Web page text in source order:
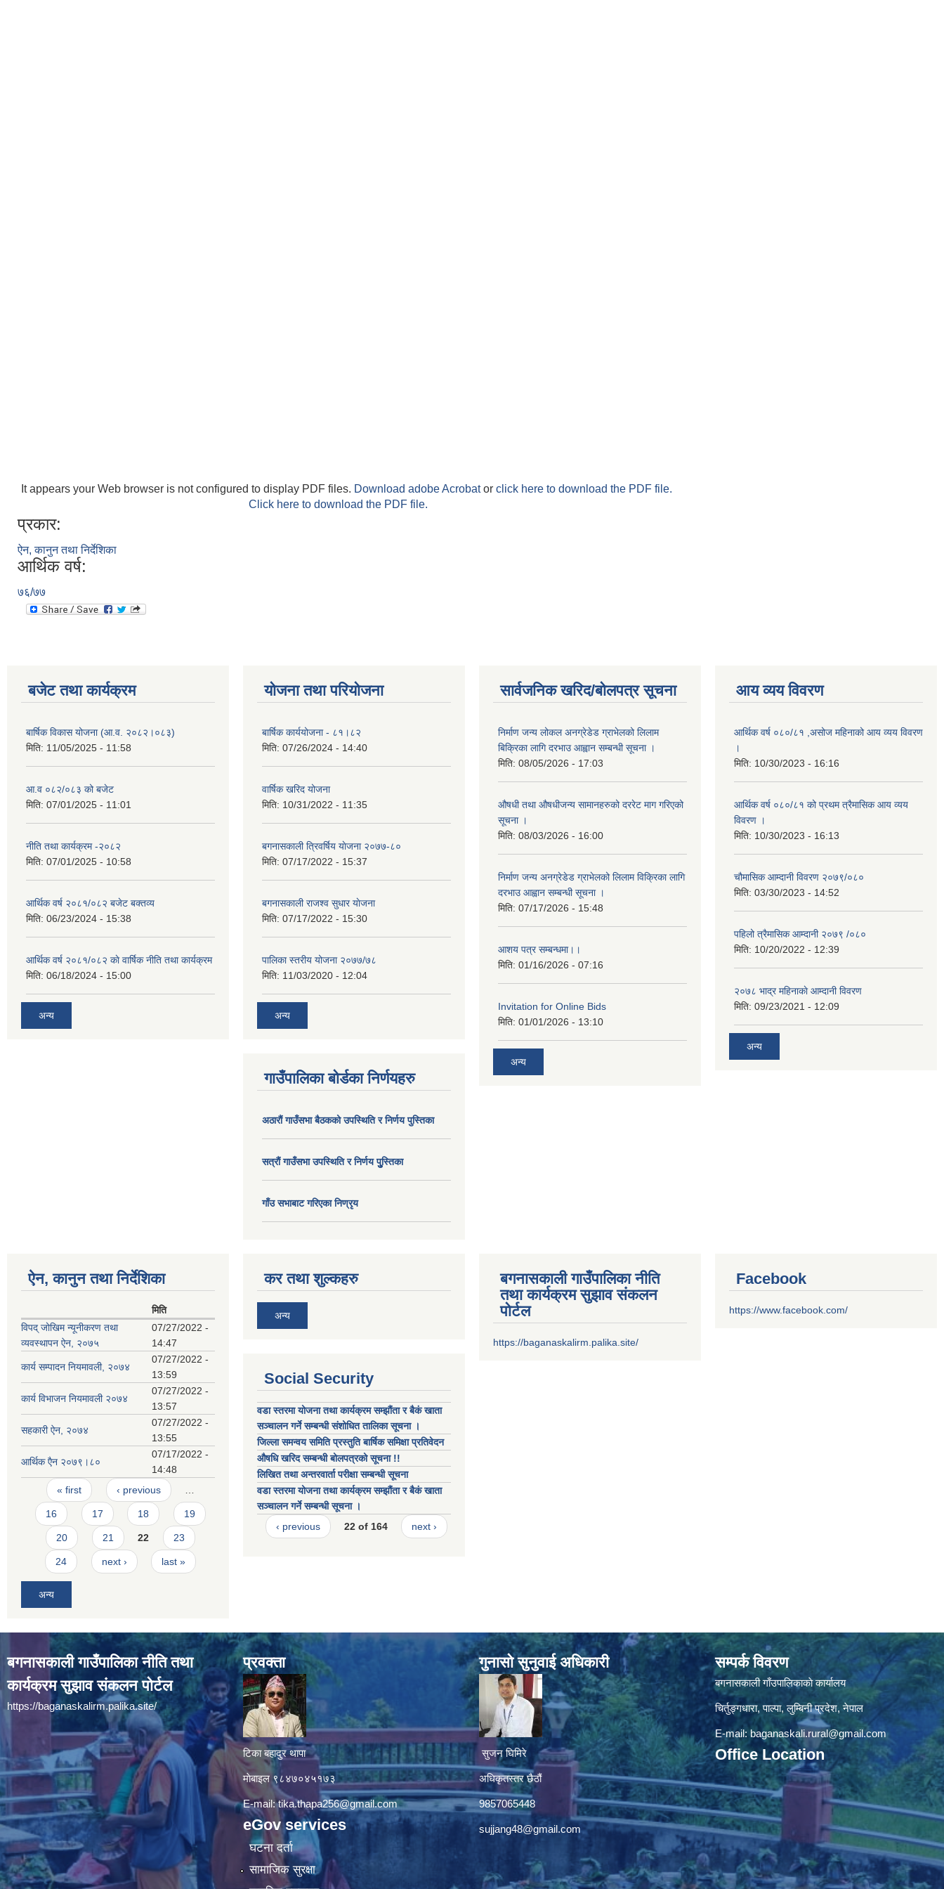
It appears your Web browser is not configured to display PDF files. Download adobe Acrobator click here to download the PDF file.
Click here to download the PDF file.
प्रकार:
ऐन, कानुन तथा निर्देशिका
आर्थिक वर्ष:
७६/७७
बजेट तथा कार्यक्रम
बार्षिक विकास योजना (आ.व. २०८२।०८३)
मिति: 11/05/2025 - 11:58
आ.व ०८२/०८३ को बजेट
मिति: 07/01/2025 - 11:01
नीति तथा कार्यक्रम -२०८२
मिति: 07/01/2025 - 10:58
आर्थिक वर्ष २०८१/०८२ बजेट बक्तव्य
मिति: 06/23/2024 - 15:38
आर्थिक वर्ष २०८१/०८२ काे वार्षिक नीति तथा कार्यक्रम
मिति: 06/18/2024 - 15:00
अन्य
योजना तथा परियोजना
बार्षिक कार्ययोजना - ८१।८२
मिति: 07/26/2024 - 14:40
वार्षिक खरिद योजना
मिति: 10/31/2022 - 11:35
बगनासकाली त्रिवर्षिय याेजना २०७७-८०
मिति: 07/17/2022 - 15:37
बगनासकाली राजश्व सुधार याेजना
मिति: 07/17/2022 - 15:30
पालिका स्तरीय योजना २०७७/७८
मिति: 11/03/2020 - 12:04
अन्य
गाउँपालिका बोर्डका निर्णयहरु
अठाराैं गाउँसभा बैठकको उपस्थिति र निर्णय पुस्तिका
सत्राैं गाउँसभा उपस्थिति र निर्णय पुु्स्तिका
गाँउ सभाबाट गरिएका निण्रृय
सार्वजनिक खरिद/बोलपत्र सूचना
निर्माण जन्य लोकल अनग्रेडेड ग्राभेलको लिलाम
बिक्रिका लागि दरभाउ आह्वान सम्बन्धी सूचना ।
मिति: 08/05/2026 - 17:03
औषधी तथा औषधीजन्य सामानहरुको दररेट माग गरिएको
सूचना ।
मिति: 08/03/2026 - 16:00
निर्माण जन्य अनग्रेडेड ग्राभेलको लिलाम विक्रिका लागि
दरभाउ आह्वान सम्बन्धी सूचना ।
मिति: 07/17/2026 - 15:48
आशय पत्र सम्बन्धमा।।
मिति: 01/16/2026 - 07:16
Invitation for Online Bids
मिति: 01/01/2026 - 13:10
अन्य
आय व्यय विवरण
आर्थिक वर्ष ०८०/८१ ,असोज महिनाको आय व्यय विवरण
।
मिति: 10/30/2023 - 16:16
आर्थिक वर्ष ०८०/८१ को प्रथम त्रैमासिक आय व्यय
विवरण ।
मिति: 10/30/2023 - 16:13
चौमासिक आम्दानी विवरण २०७९/०८०
मिति: 03/30/2023 - 14:52
पहिलो त्रैमासिक आम्दानी २०७९ /०८०
मिति: 10/20/2022 - 12:39
२०७८ भाद्र महिनाकाे आम्दानी विवरण
मिति: 09/23/2021 - 12:09
अन्य
ऐन, कानुन तथा निर्देशिका
मिति
विपद् जोखिम न्यूनीकरण तथा
व्यवस्थापन ऐन, २०७५
07/27/2022 -
14:47
कार्य सम्पादन नियमावली, २०७४
07/27/2022 -
13:59
कार्य विभाजन नियमावली २०७४
07/27/2022 -
13:57
सहकारी ऐन, २०७४
07/27/2022 -
13:55
आर्थिक एैन २०७९।८०
07/17/2022 -
14:48
Pages
« first ‹ previous
16 17 18 19
20 21 22 23
24 next › last »
अन्य
कर तथा शुल्कहरु
अन्य
Social Security
वडा स्तरमा योजना तथा कार्यक्रम सम्झौंता र बैकं खाता
सञ्चालन गर्ने सम्बन्धी संशोधित तालिका सूचना ।
जिल्ला समन्वय समिति प्रस्तुति बार्षिक समिक्षा प्रतिवेदन
औषधि खरिद सम्बन्धी बोलपत्रको सूचना !!
लिखित तथा अन्तरवार्ता परीक्षा सम्बन्धी सूचना
वडा स्तरमा योजना तथा कार्यक्रम सम्झौंता र बैकं खाता
सञ्चालन गर्ने सम्बन्धी सूचना ।
‹ previous
22 of 164 next ›
बगनासकाली गाउँपालिका नीति
तथा कार्यक्रम सुझाव संकलन
पोर्टल
https://baganaskalirm.palika.site/
Facebook
https://www.facebook.com/
बगनासकाली गाउँपालिका नीति तथा
कार्यक्रम सुझाव संकलन पोर्टल
https://baganaskalirm.palika.site/
प्रवक्ता
टिका बहादुर थापा
माे‍बाइल ९८४७०४५१७३
E-mail:tika.thapa256@gmail.com
eGov services
घटना दर्ता
सामाजिक सुरक्षा
गुनासाे सुनुवाई अधिकारी
सुजन घिमिरे
अधिकृतस्तर छैठौं‌
9857065448
sujjang48@gmail.com
सम्पर्क विवरण
बगनासकाली गाँउपालिकाकाे कार्यालय
चिर्तुङ्गधारा, पाल्पा, लुम्बिनी प्रदेश, नेपाल
E-mail:baganaskali.rural@gmail.com
Office Location